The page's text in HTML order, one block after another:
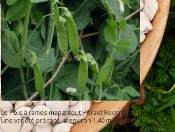
Le Pois à rames mangetout Héraut Record est
une variété précoce, d'environ 1,40 mètre de
haut. elle est productive et très vigoureuse.